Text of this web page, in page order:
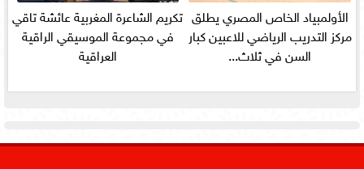
الأولمبياد الخاص المصري يطلق
مركز التدريب الرياضي للاعبين كبار
السن في ثلاث...
تكريم الشاعرة المغربية عائشة تاقي
في مجموعة الموسيقي الراقية
العراقية